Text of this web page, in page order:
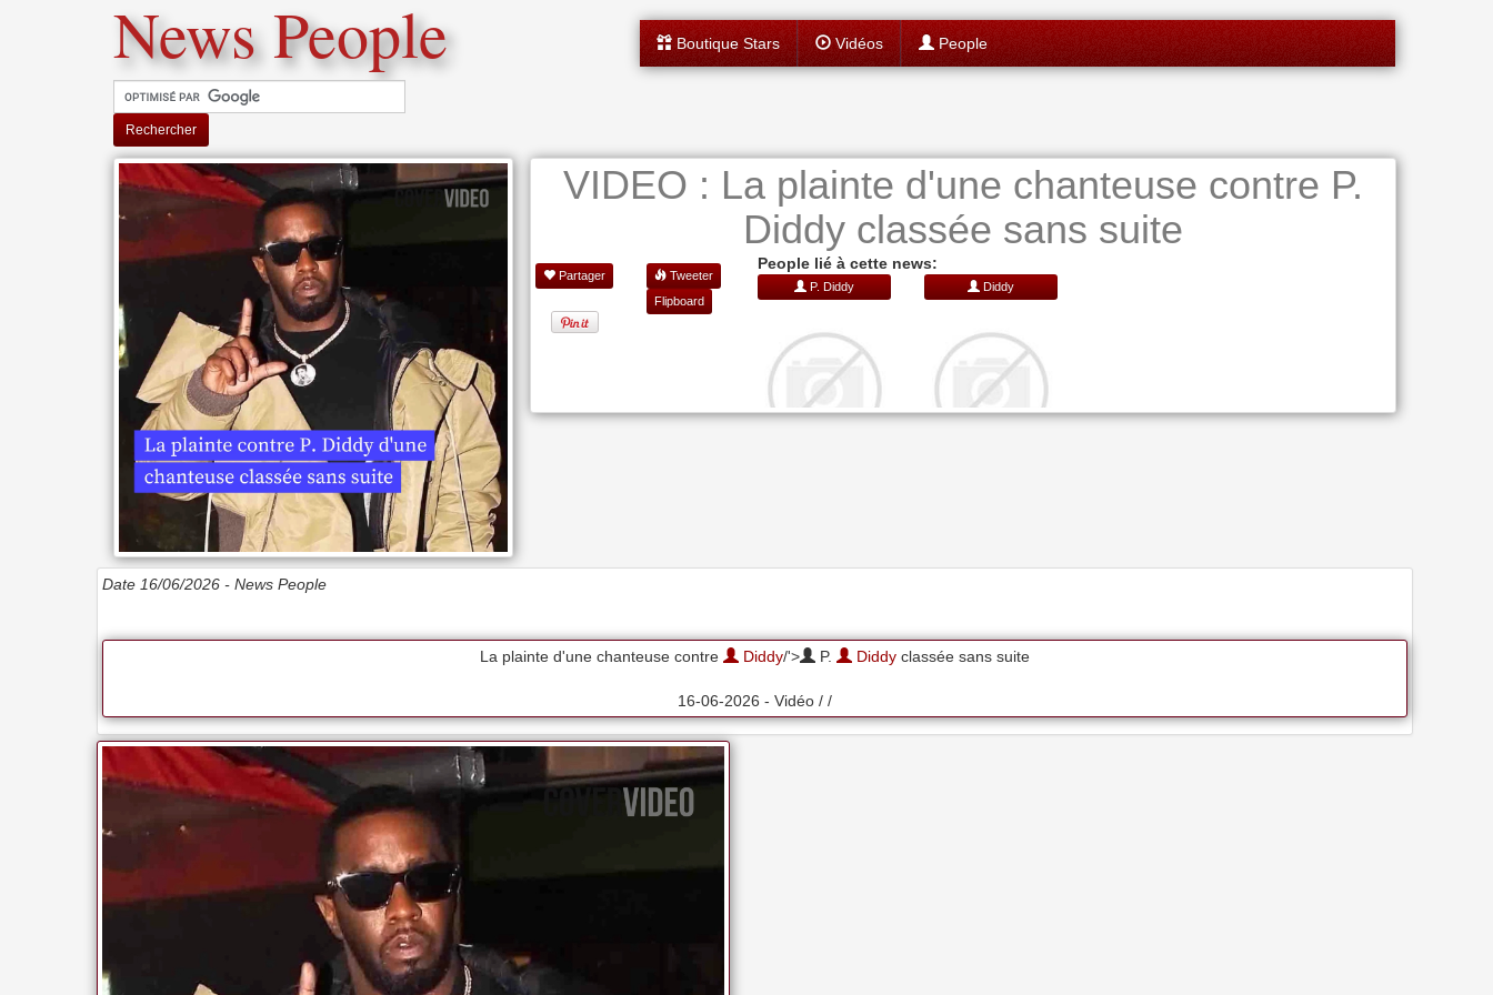
News People
Rechercher
Boutique Stars Vidéos People
VIDEO : La plainte d'une chanteuse contre P.
Diddy classée sans suite
Partager
Tweeter
Flipboard
People lié à cette news:
P. Diddy Diddy
Date 16/06/2026 - News People
La plainte d'une chanteuse contre Diddy/'> P. Diddy classée sans suite
16-06-2026 - Vidéo / /